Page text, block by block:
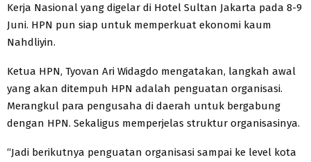
Kerja Nasional yang digelar di Hotel Sultan Jakarta pada 8-9
Juni. HPN pun siap untuk memperkuat ekonomi kaum
Nahdliyin.
Ketua HPN, Tyovan Ari Widagdo mengatakan, langkah awal
yang akan ditempuh HPN adalah penguatan organisasi.
Merangkul para pengusaha di daerah untuk bergabung
dengan HPN. Sekaligus memperjelas struktur organisasinya.
“Jadi berikutnya penguatan organisasi sampai ke level kota